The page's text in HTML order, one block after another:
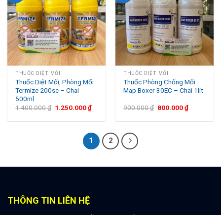
THUỐC DIỆT MỐI
Thuốc Diệt Mối, Phòng Mối
Termize 200sc – Chai
500ml
1.400.000₫ 1.250.000₫
THUỐC DIỆT MỐI
Thuốc Phòng Chống Mối
Map Boxer 30EC – Chai 1lít
900.000₫ 800.000₫
1 2
THÔNG TIN LIÊN HỆ